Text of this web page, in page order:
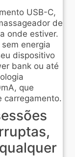
USB-C,
de
onde estiver.
energia
dispositivo
bank ou até
que
carregamento.